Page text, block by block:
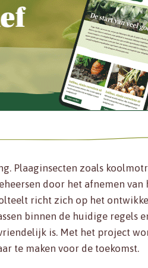
Plaaginsecten zoals
door het afnemen van
richt zich op het
binnen de huidige regels
is. Met het project
te maken voor de toekomst.